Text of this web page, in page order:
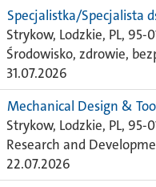
Specjalistka/Specjalista
Strykow, Lodzkie, PL, 95-
Środowisko, zdrowie,
31.07.2026
Mechanical Design &
Strykow, Lodzkie, PL, 95-
Research and
22.07.2026